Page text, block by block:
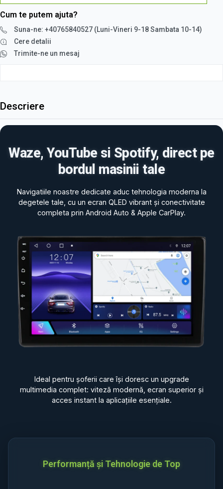
Cum te putem ajuta?
Suna-ne: +40765840527 (Luni-Vineri 9-18 Sambata 10-14)
Cere detalii
Trimite-ne un mesaj
Descriere
Waze, YouTube si Spotify, direct pe
bordul masinii tale
Navigatiile noastre dedicate aduc tehnologia moderna la
degetele tale, cu un ecran QLED vibrant și conectivitate
completa prin Android Auto & Apple CarPlay.
Ideal pentru șoferii care își doresc un upgrade
multimedia complet: viteză modernă, ecran superior și
acces instant la aplicațiile esențiale.
Performanță și Tehnologie de Top